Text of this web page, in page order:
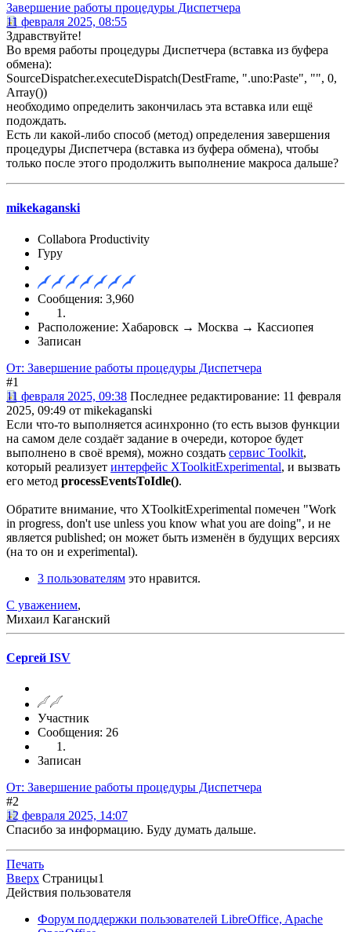
Завершение работы процедуры Диспетчера
11 февраля 2025, 08:55
Здравствуйте!
Во время работы процедуры Диспетчера (вставка из буфера
обмена):
SourceDispatcher.executeDispatch(DestFrame, ".uno:Paste", "", 0,
Array())
необходимо определить закончилась эта вставка или ещё
подождать.
Есть ли какой-либо способ (метод) определения завершения
процедуры Диспетчера (вставка из буфера обмена), чтобы
только после этого продолжить выполнение макроса дальше?
mikekaganski
Collabora Productivity
Гуру
Сообщения: 3,960
Расположение: Хабаровск → Москва → Кассиопея
Записан
От: Завершение работы процедуры Диспетчера
#1
11 февраля 2025, 09:38 Последнее редактирование: 11 февраля
2025, 09:49 от mikekaganski
Если что-то выполняется асинхронно (то есть вызов функции
на самом деле создаёт задание в очереди, которое будет
выполнено в своё время), можно создать сервис Toolkit,
который реализует интерфейс XToolkitExperimental, и вызвать
его метод processEventsToIdle().
Обратите внимание, что XToolkitExperimental помечен "Work
in progress, don't use unless you know what you are doing", и не
является published; он может быть изменён в будущих версиях
(на то он и experimental).
3 пользователям это нравится.
С уважением,
Михаил Каганский
Сергей ISV
Участник
Сообщения: 26
Записан
От: Завершение работы процедуры Диспетчера
#2
12 февраля 2025, 14:07
Спасибо за информацию. Буду думать дальше.
Печать
Вверх Страницы1
Действия пользователя
Форум поддержки пользователей LibreOffice, Apache